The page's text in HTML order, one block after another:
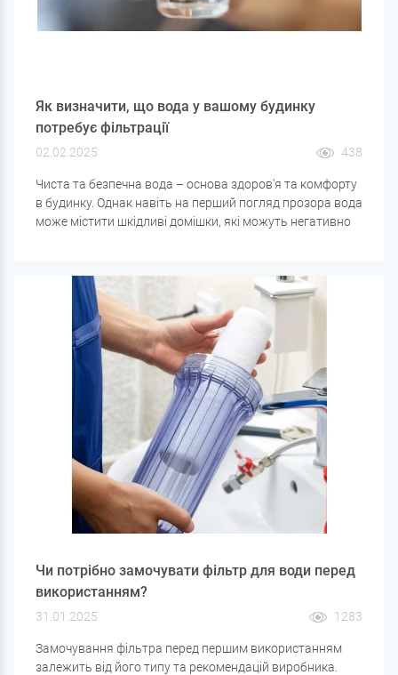
Як визначити, що вода у вашому будинку
потребує фільтрації
02.02.2025 438
Чиста та безпечна вода – основа здоров'я та комфорту
в будинку. Однак навіть на перший погляд прозора вода
може містити шкідливі домішки, які можуть негативно
додаткової фільтрації?
Чи потрібно замочувати фільтр для води перед
використанням?
31.01.2025 1283
Замочування фільтра перед першим використанням
залежить від його типу та рекомендацій виробника.